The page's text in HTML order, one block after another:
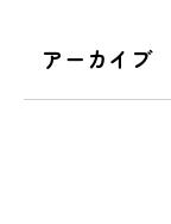
アーカイブ